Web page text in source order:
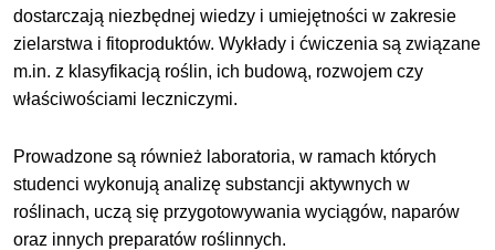
dostarczają niezbędnej wiedzy i umiejętności w zakresie
zielarstwa i fitoproduktów. Wykłady i ćwiczenia są związane
m.in. z klasyfikacją roślin, ich budową, rozwojem czy
właściwościami leczniczymi.
Prowadzone są również laboratoria, w ramach których
studenci wykonują analizę substancji aktywnych w
roślinach, uczą się przygotowywania wyciągów, naparów
oraz innych preparatów roślinnych.